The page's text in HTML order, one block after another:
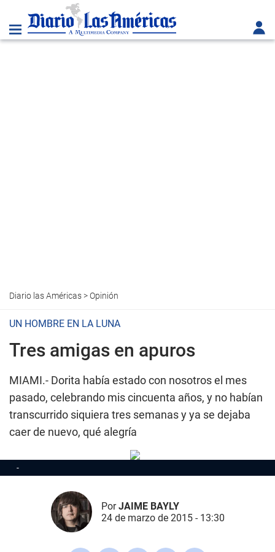
Diario las Américas>Opinión
UN HOMBRE EN LA LUNA
Tres amigas en apuros
MIAMI.- Dorita había estado con nosotros el mes
pasado, celebrando mis cincuenta años, y no habían
transcurrido siquiera tres semanas y ya se dejaba
caer de nuevo, qué alegría
PorJAIME BAYLY
24 de marzo de 2015 - 13:30